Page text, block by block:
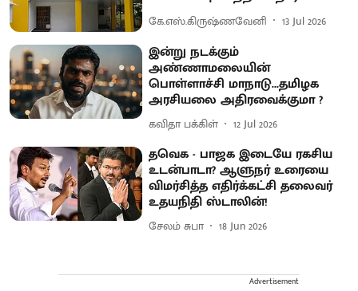
கே.எஸ்.கிருஷ்ணவேனி 13 Jul 2026
இன்று நடக்கும்
அண்ணாமலையின்
பொள்ளாச்சி மாநாடு...தமிழக
அரசியலை அதிரவைக்குமா ?
கவிதா பக்கிள் 12 Jul 2026
தவெக - பாஜக இடையே ரகசிய
உடன்பாடா? ஆளுநர் உரையை
விமர்சித்த எதிர்க்கட்சி தலைவர்
உதயநிதி ஸ்டாலின்!
சேலம் சுபா 18 Jun 2026
Advertisement